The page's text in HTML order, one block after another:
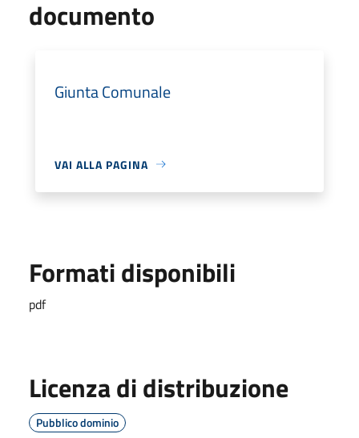
documento
Giunta Comunale
VAI ALLA PAGINA
Formati disponibili
pdf
Licenza di distribuzione
Pubblico dominio